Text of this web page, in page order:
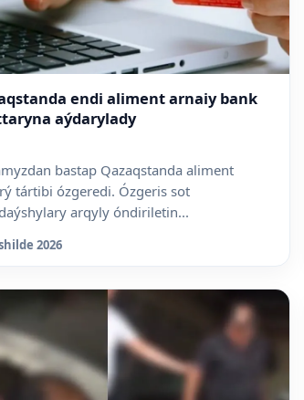
endi aliment arnaiy bank
aýdarylady
bastap Qazaqstanda aliment
tártibi ózgeredi. Ózgeris sot
arqyly óndiriletin...
2026